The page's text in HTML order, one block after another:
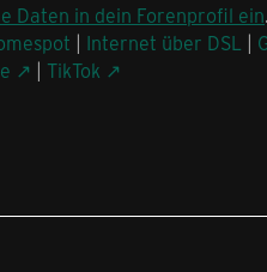
Daten in dein Forenprofil ein.
| Internet über DSL |
| TikTok